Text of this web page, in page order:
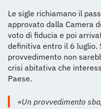
Le sigle richiamano il
approvato dalla Camera
voto di fiducia e poi
definitiva entro il 6 luglio.
provvedimento non
crisi abitativa che
Paese.
«Un provvedimento